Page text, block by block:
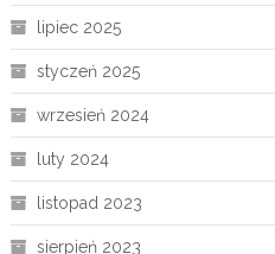
lipiec 2025
styczeń 2025
wrzesień 2024
luty 2024
listopad 2023
sierpień 2023